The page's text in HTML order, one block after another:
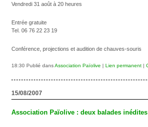
Vendredi 31 août à 20 heures
Entrée gratuite
Tel. 06 76 22 23 19
Conférence, projections et audition de chauves-souris
18:30 Publié dansAssociation Païolive | Lien permanent |
15/08/2007
Association Païolive : deux balades